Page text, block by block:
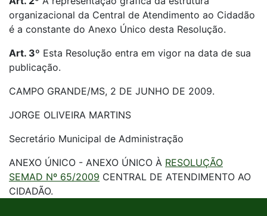
organizacional da Central de Atendimento ao Cidadão
é a constante do Anexo Único desta Resolução.
Art. 3º Esta Resolução entra em vigor na data de sua
publicação.
CAMPO GRANDE/MS, 2 DE JUNHO DE 2009.
JORGE OLIVEIRA MARTINS
Secretário Municipal de Administração
ANEXO ÚNICO - ANEXO ÚNICO À RESOLUÇÃO
SEMAD Nº 65/2009 CENTRAL DE ATENDIMENTO AO
CIDADÃO.